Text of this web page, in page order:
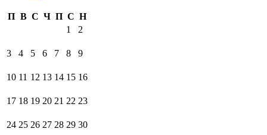
П В С Ч П С Н
1
2
3 4 5 6 7 8 9
10 11 12 13 14 15 16
17 18 19 20 21 22 23
24 25 26 27 28 29 30